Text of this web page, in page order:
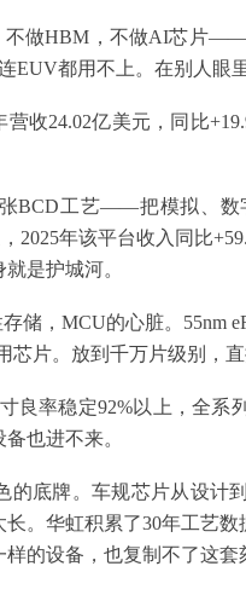
不做HBM，不做AI芯片
EUV都用不上。在别人眼
营收24.02亿美元，同比
BCD工艺——把模拟、
2025年该平台收入同比
是护城河。
储，MCU的心脏。55nm
芯片。放到千万片级别，直
良率稳定92%以上，全系
也进不来。
的底牌。车规芯片从设计
。华虹积累了30年工艺
的设备，也复制不了这套